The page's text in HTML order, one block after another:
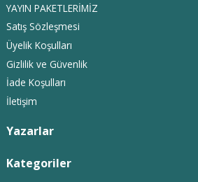
YAYIN PAKETLERİMİZ
Satış Sözleşmesi
Üyelik Koşulları
Gizlilik ve Güvenlik
İade Koşulları
İletişim
Yazarlar
Kategoriler